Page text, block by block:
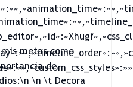
metas como
de
\n \t Decora